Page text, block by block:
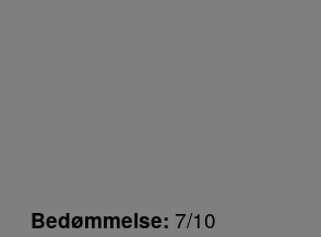
Bedømmelse: 7/10